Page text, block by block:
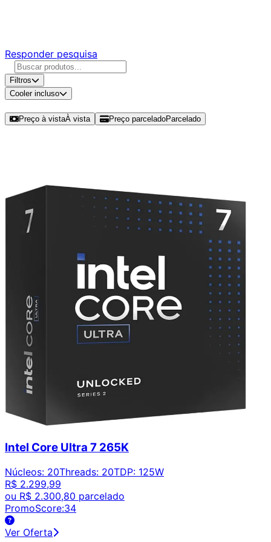
Responder pesquisa
Filtros
Cooler incluso
Preço à vistaÀ vista Preço parceladoParcelado
Intel Core Ultra 7 265K
Núcleos: 20Threads: 20TDP: 125W
R$ 2.299,99
ou R$ 2.300,80 parcelado
PromoScore:34
Ver Oferta